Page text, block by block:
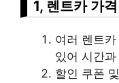
1, 렌트카 가
여러 렌트
있어 시간
할인 쿠폰